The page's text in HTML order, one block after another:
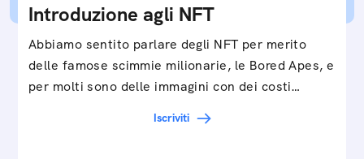
Introduzione agli NFT
Abbiamo sentito parlare degli NFT per merito
delle famose scimmie milionarie, le Bored Apes, e
per molti sono delle immagini con dei costi…
Iscriviti